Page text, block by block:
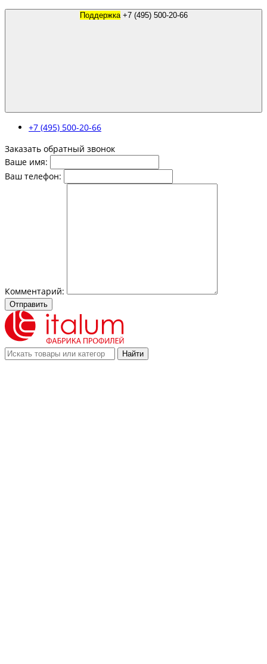
Поддержка +7 (495) 500-20-66
+7 (495) 500-20-66
Заказать обратный звонок
Ваше имя:
Ваш телефон:
Комментарий:
Отправить
Найти